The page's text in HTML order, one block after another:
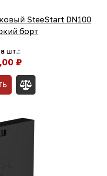
SteeStart DN100
борт
шт.:
₽